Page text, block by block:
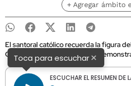
+ Agregar ámbito
El santoral católico recuerda la figura
Clérigos Regulares llamados
Toca para escuchar×
ESCUCHAR EL RESUMEN DE